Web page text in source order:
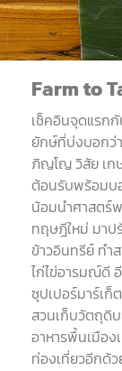
Farm to
เช็คอินจุดแรก
ยักษ์ที่บ่งบอกว่
ภิญโญ วิสัย เก
ต้อนรับพร้อมบอ
น้อมนำศาสตร์
ทฤษฎีใหม่ มา
ข้าวอินทรีย์ ทำ
ไก่ไข่อารมณ์ดี
ซุปเปอร์มาร์เก็
สวนเก็บวัตถุดิ
อาหารพื้นเมือง
ท่องเที่ยวอีกด้ว